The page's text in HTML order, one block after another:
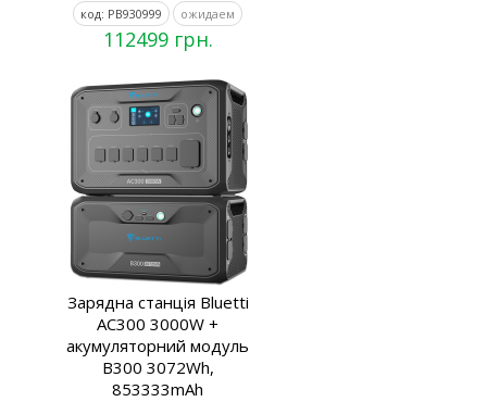
код: PB930999 ожидаем
112499 грн.
Зарядна станція Bluetti
AC300 3000W +
акумуляторний модуль
B300 3072Wh,
853333mAh